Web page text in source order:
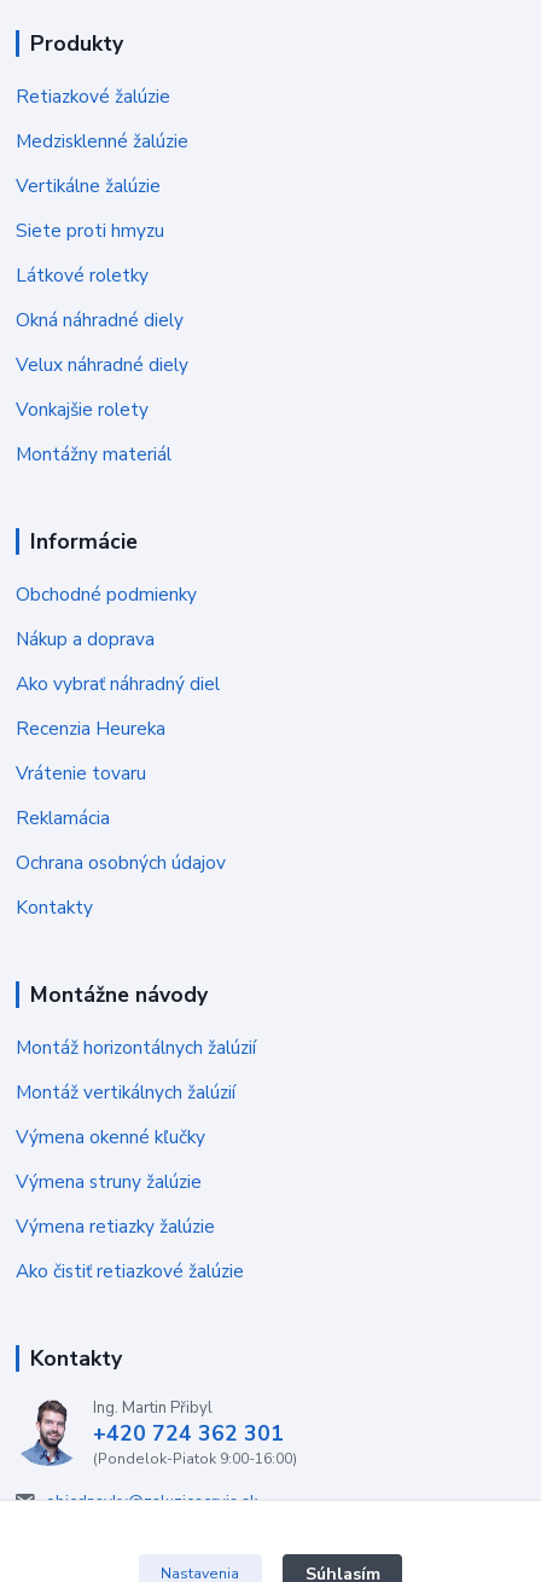
Produkty
Retiazkové žalúzie
Medzisklenné žalúzie
Vertikálne žalúzie
Siete proti hmyzu
Látkové roletky
Okná náhradné diely
Velux náhradné diely
Vonkajšie rolety
Montážny materiál
Informácie
Obchodné podmienky
Nákup a doprava
Ako vybrať náhradný diel
Recenzia Heureka
Vrátenie tovaru
Reklamácia
Ochrana osobných údajov
Kontakty
Montážne návody
Montáž horizontálnych žalúzií
Montáž vertikálnych žalúzií
Výmena okenné kľučky
Výmena struny žalúzie
Výmena retiazky žalúzie
Ako čistiť retiazkové žalúzie
Kontakty
Ing. Martin Přibyl
+420 724 362 301
(Pondelok-Piatok 9:00-16:00)
objednavky@zaluzieservis.sk
Nastavenia Súhlasím